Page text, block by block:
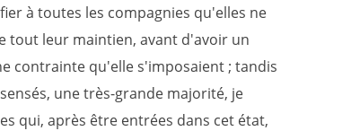
à toutes les compagnies qu'elles ne
tout leur maintien, avant d'avoir un
contrainte qu'elle s'imposaient ; tandis
une très-grande majorité, je
qui, après être entrées dans cet état,